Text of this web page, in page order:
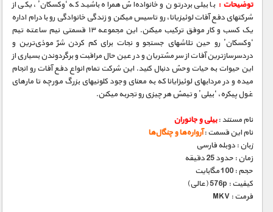
توضیحات : با بیلی بردرتون و خانواده‌اش همراه باشید که ‘وکسکان’، یکی از
شرکتهای دفع آفات لوئیزیانا، رو تاسیس میکنن و زندگی خانوادگی رو با درام اداره
یک کسب و کار موفق ترکیب میکنن. این مجموعه ۱۳ قسمتی نیم ساعته تیم
‘وکسکان’ رو حین تلاشهای جستجو و نجات برای کم کردن شرّ موذی‌ترین و
دردسرسازترین آفات از سر مشتریان و در عین حال مراقبت و برگردوندن بسیاری از
این حیوات به حیات وحش دنبال کنید. این شرکت تمام انواع دفع آفات رو انجام
میده و در مردابهای لوئیزایانا که به معنای وجود کلونیهای بزرگ مورچه تا مارهای
غول پیکره، ‘بیلی’ و تیمش هر چیزی رو تجربه میکنن.
نام مستند :بیلی و جانوران
نام این قسمت :آرواره‌ها و چنگال‌ها
زبان : دوبله فارسی
زمان : حدود 25 دقیقه
حجم : 100 مگابایت
کیفیت : 576p (عالی)
فرمت : MKV